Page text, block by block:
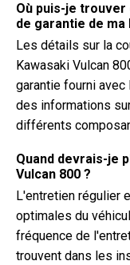
Où puis-je
de garantie de ma
Les détails sur la
Kawasaki Vulcan
garantie fourni
des informations
différents
Quand devrais-je
Vulcan 800 ?
L'entretien régulier
optimales du
fréquence de
trouvent dans les